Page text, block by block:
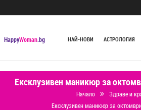
HappyWoman.bg НАЙ-НОВИ АСТРОЛОГИЯ
Ексклузивен маникюр за
Начало
Здраве и
Ексклузивен маникюр за